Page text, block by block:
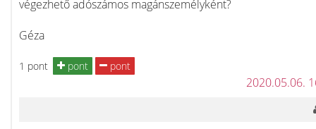
végezhető adószámos magánszemélyként?
Géza
1 pont pont pont
2020.05.06.